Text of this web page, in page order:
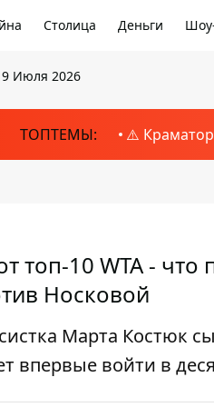
Столица Деньги
9 Июля 2026
ТОПТЕМЫ: ⚠️
топ-10 WTA -
Носковой
Марта Костюк
впервые войти в